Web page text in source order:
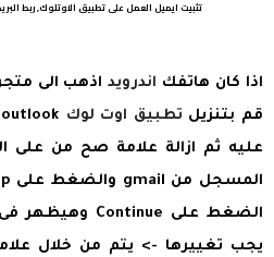
تثبيت ايميل العمل على تطبيق الاوتلوك, ربط
اذا كان هاتفك اندرويداذهب الى
قم بتنزيل تطبيق اوت لوك
عليه ثم ازالة علامة صح من على
يجب تغييرها -> يتم من خلال